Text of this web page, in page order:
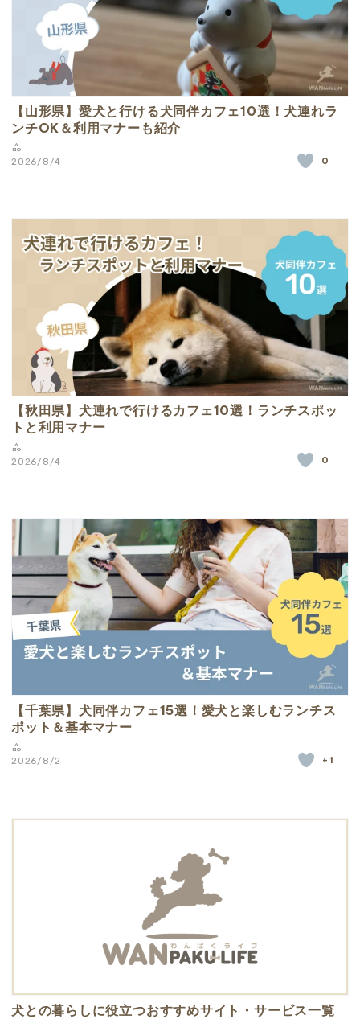
【山形県】愛犬と行ける犬同伴カフェ10選！犬連れラ
ンチOK＆利用マナーも紹介
2026/8/4 0
【秋田県】犬連れで行けるカフェ10選！ランチスポッ
トと利用マナー
2026/8/4 0
【千葉県】犬同伴カフェ15選！愛犬と楽しむランチス
ポット＆基本マナー
2026/8/2 +1
犬との暮らしに役立つおすすめサイト・サービス一覧